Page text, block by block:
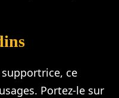
ce
Portez-le sur